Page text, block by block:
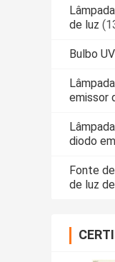
de luz
Bulbo
emissor
diodo
Fonte
de luz